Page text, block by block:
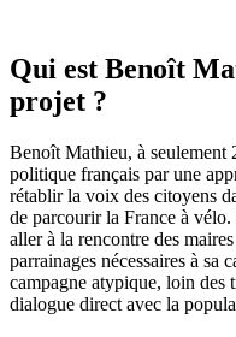
Qui est Benoît
projet ?
Benoît Mathieu, à seulement
politique français par une
rétablir la voix des citoyens
de parcourir la France à
aller à la rencontre des
parrainages nécessaires à sa
campagne atypique, loin des
dialogue direct avec la